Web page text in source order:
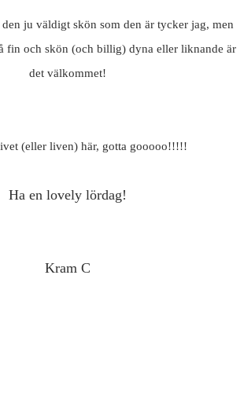
ju väldigt skön som den är tycker jag, men
fin och skön (och billig) dyna eller liknande är
det välkommet!
(eller liven) här, gotta gooooo!!!!!
Ha en lovely lördag!
Kram C